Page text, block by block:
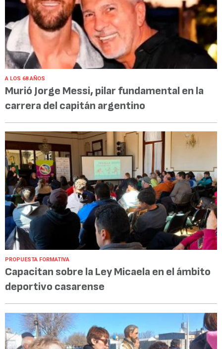
A LOS 68 AÑOS
Murió Jorge Messi, pilar fundamental en la
carrera del capitán argentino
PROPUESTA FORMATIVA
Capacitan sobre la Ley Micaela en el ámbito
deportivo casarense